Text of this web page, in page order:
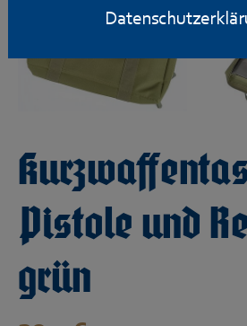
Pistole und
grün